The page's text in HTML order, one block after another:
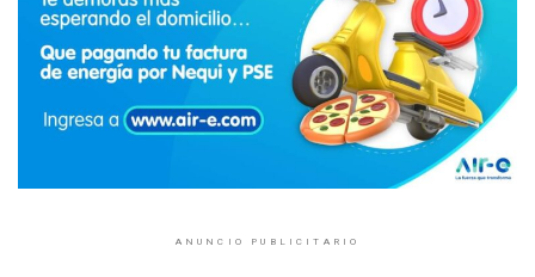
ANUNCIO PUBLICITARIO